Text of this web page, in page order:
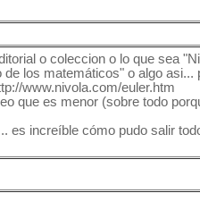
o coleccion o lo que sea
de los matemáticos" o algo asi...
www.nivola.com/euler.htm
que es menor (sobre todo
es increíble cómo pudo salir